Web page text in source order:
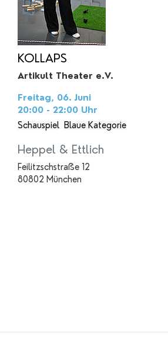
KOLLAPS
Artikult Theater e.V.
Freitag, 06. Juni
20:00 - 22:00 Uhr
Schauspiel Blaue Kategorie
Heppel & Ettlich
Feilitzschstraße 12
80802 München